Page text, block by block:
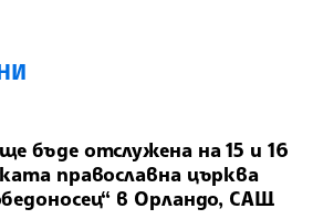
бъде отслужена на 15 и 16
православна църква
в Орландо, САЩ